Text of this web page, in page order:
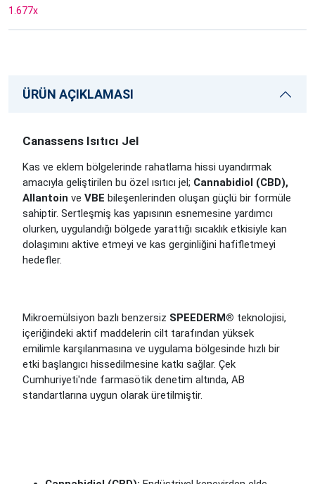
1.677x
ÜRÜN AÇIKLAMASI
Canassens Isıtıcı Jel
Kas ve eklem bölgelerinde rahatlama hissi uyandırmak
amacıyla geliştirilen bu özel ısıtıcı jel; Cannabidiol (CBD),
Allantoin ve VBE bileşenlerinden oluşan güçlü bir formüle
sahiptir. Sertleşmiş kas yapısının esnemesine yardımcı
olurken, uygulandığı bölgede yarattığı sıcaklık etkisiyle kan
dolaşımını aktive etmeyi ve kas gerginliğini hafifletmeyi
hedefler.
Mikroemülsiyon bazlı benzersiz SPEEDERM® teknolojisi,
içeriğindeki aktif maddelerin cilt tarafından yüksek
emilimle karşılanmasına ve uygulama bölgesinde hızlı bir
etki başlangıcı hissedilmesine katkı sağlar. Çek
Cumhuriyeti'nde farmasötik denetim altında, AB
standartlarına uygun olarak üretilmiştir.